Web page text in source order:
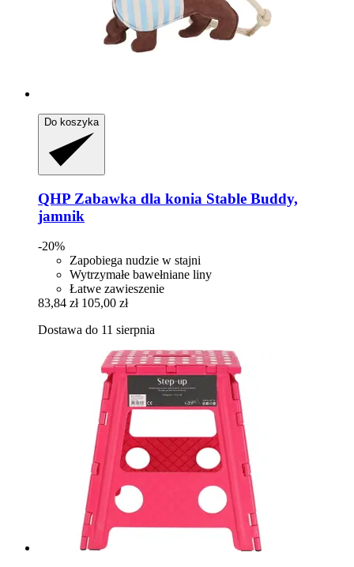
Do koszyka
QHP Zabawka dla konia Stable Buddy,
jamnik
-20%
Zapobiega nudzie w stajni
Wytrzymałe bawełniane liny
Łatwe zawieszenie
83,84 zł 105,00 zł
Dostawa do 11 sierpnia